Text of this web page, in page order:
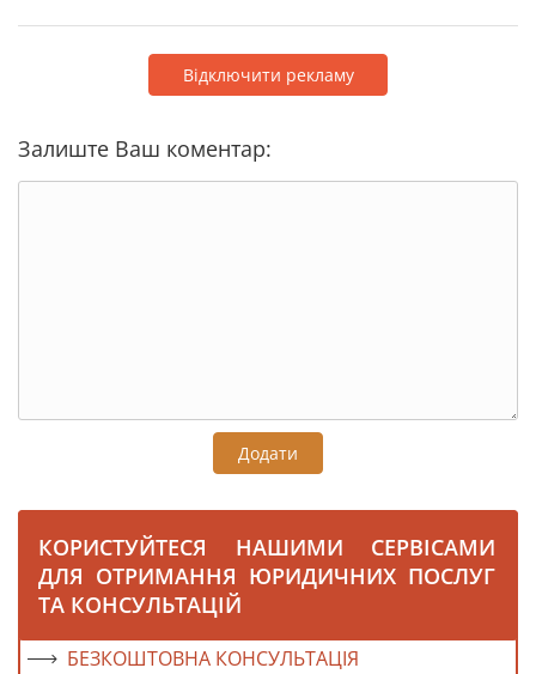
Відключити рекламу
Залиште Ваш коментар:
Додати
КОРИСТУЙТЕСЯ НАШИМИ СЕРВІСАМИ
ДЛЯ ОТРИМАННЯ ЮРИДИЧНИХ ПОСЛУГ
ТА КОНСУЛЬТАЦІЙ
БЕЗКОШТОВНА КОНСУЛЬТАЦІЯ